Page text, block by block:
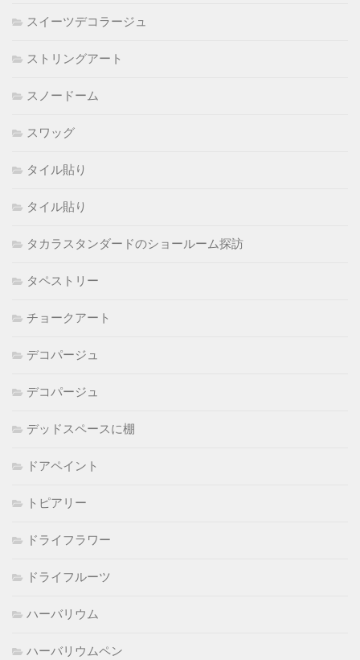
スイーツデコラージュ
ストリングアート
スノードーム
スワッグ
タイル貼り
タイル貼り
タカラスタンダードのショールーム探訪
タペストリー
チョークアート
デコパージュ
デコパージュ
デッドスペースに棚
ドアペイント
トピアリー
ドライフラワー
ドライフルーツ
ハーバリウム
ハーバリウムペン